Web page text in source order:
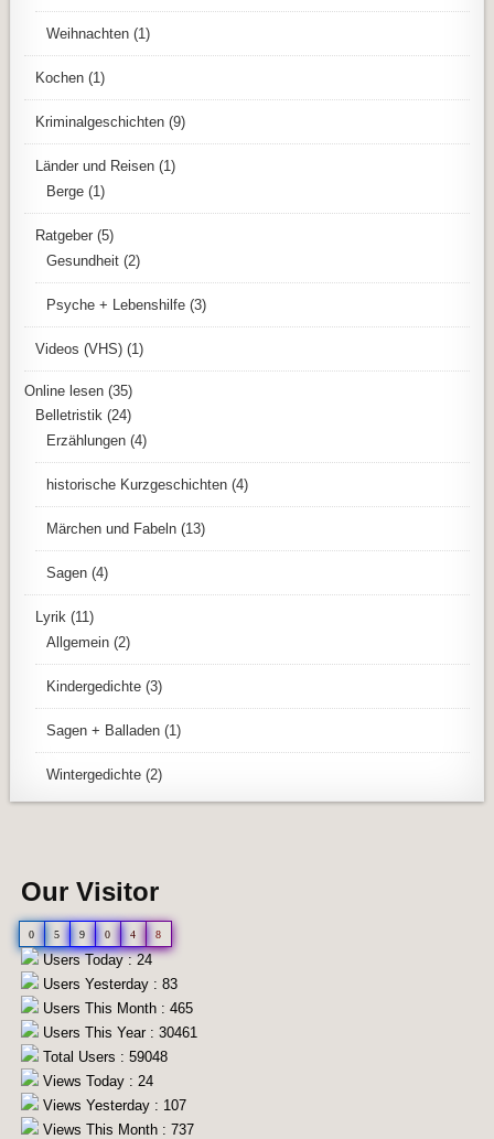
Weihnachten (1)
Kochen (1)
Kriminalgeschichten (9)
Länder und Reisen (1)
Berge (1)
Ratgeber (5)
Gesundheit (2)
Psyche + Lebenshilfe (3)
Videos (VHS) (1)
Online lesen (35)
Belletristik (24)
Erzählungen (4)
historische Kurzgeschichten (4)
Märchen und Fabeln (13)
Sagen (4)
Lyrik (11)
Allgemein (2)
Kindergedichte (3)
Sagen + Balladen (1)
Wintergedichte (2)
Our Visitor
0 5 9 0 4 8
Users Today : 24
Users Yesterday : 83
Users This Month : 465
Users This Year : 30461
Total Users : 59048
Views Today : 24
Views Yesterday : 107
Views This Month : 737